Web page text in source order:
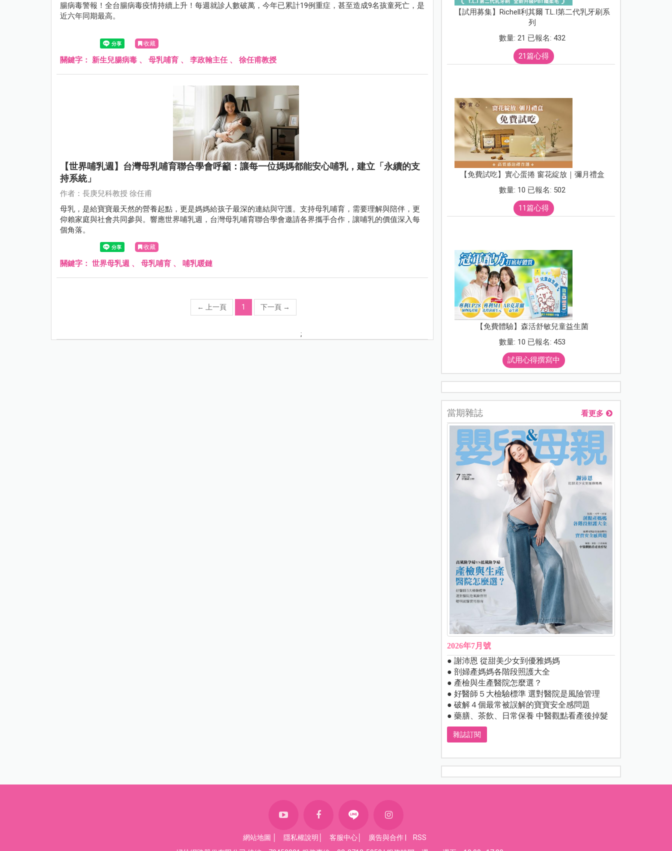
腸病毒警報！全台腸病毒疫情持續上升！每週就診人數破萬，今年已累計19例重症，甚至造成9名孩童死亡，是
近六年同期最高。
收藏
關鍵字： 新生兒腸病毒 、 母乳哺育 、 李政翰主任 、 徐任甫教授
【世界哺乳週】台灣母乳哺育聯合學會呼籲：讓每一位媽媽都能安心哺乳，建立「永續的支
持系統」
作者：長庚兒科教授 徐任甫
母乳，是給寶寶最天然的營養起點，更是媽媽給孩子最深的連結與守護。支持母乳哺育，需要理解與陪伴，更
仰賴家庭與社會共同參與。響應世界哺乳週，台灣母乳哺育聯合學會邀請各界攜手合作，讓哺乳的價值深入每
個角落。
收藏
關鍵字： 世界母乳週 、 母乳哺育 、 哺乳暖鏈
← 上一頁 1 下一頁 →
;
【試用募集】Richell利其爾 T.L.I第二代乳牙刷系
列
數量: 21 已報名: 432
21篇心得
【免費試吃】實心蛋捲 窗花綻放｜彌月禮盒
數量: 10 已報名: 502
11篇心得
【免費體驗】森活舒敏兒童益生菌
數量: 10 已報名: 453
試用心得撰寫中
當期雜誌 看更多
2026年7月號
● 謝沛恩 從甜美少女到優雅媽媽
● 剖婦產媽媽各階段照護大全
● 產檢與生產醫院怎麼選？
● 好醫師５大檢驗標準 選對醫院是風險管理
● 破解４個最常被誤解的寶寶安全感問題
● 藥膳、茶飲、日常保養 中醫觀點看產後掉髮
雜誌訂閱
網站地圖 隱私權說明 客服中心 廣告與合作
RSS